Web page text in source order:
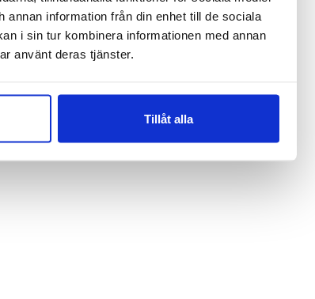
information från din enhet till de sociala
i sin tur kombinera informationen med annan
använt deras tjänster.
Tillåt alla